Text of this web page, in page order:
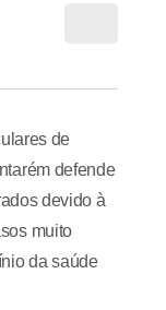
de
defende
devido à
muito
da saúde